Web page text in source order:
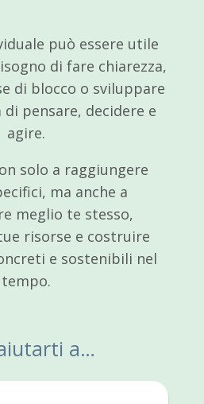
può essere utile
di fare chiarezza,
di blocco o sviluppare
pensare, decidere e
agire.
solo a raggiungere
ma anche a
meglio te stesso,
risorse e costruire
e sostenibili nel
tempo.
a…